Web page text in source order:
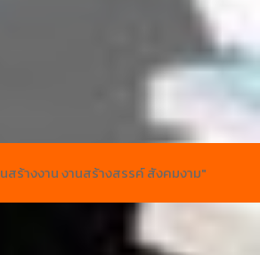
สร้างงาน งานสร้างสรรค์ สังคมงาม"